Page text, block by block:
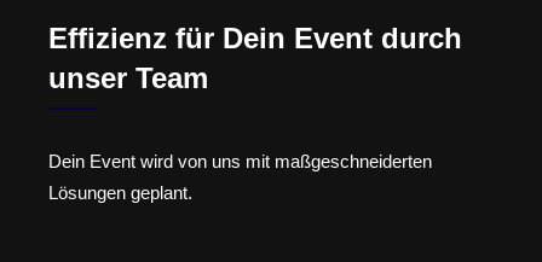
Effizienz für Dein Event durch
unser Team
Dein Event wird von uns mit maßgeschneiderten
Lösungen geplant.